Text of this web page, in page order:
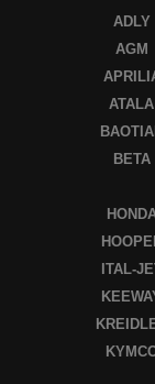
ADLY
AGM
ATALA
BETA
ITAL-